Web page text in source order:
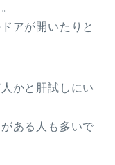
アが開いたりと
かと肝試しにい
ある人も多いで